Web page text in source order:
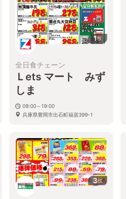
1枚
全日食チェーン
Ｌets マート みず
しま
09:00～19:00
兵庫県豊岡市出石町福居399-1
3枚